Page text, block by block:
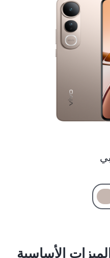
الأساسية